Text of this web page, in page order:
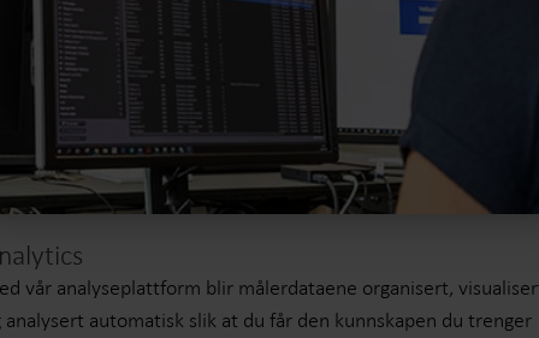
vår analyseplattform blir målerdataene organisert,
analysert automatisk slik at du får den kunnskapen du trenger